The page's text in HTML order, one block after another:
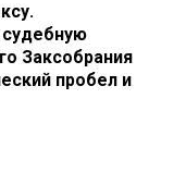
Заксобрания
пробел и